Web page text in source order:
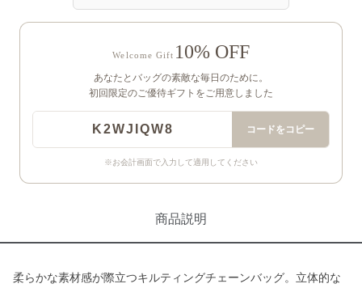
Welcome Gift 10% OFF
あなたとバッグの素敵な毎日のために。
初回限定のご優待ギフトをご用意しました
K2WJIQW8 コードをコピー
※お会計画面で入力して適用してください
商品説明
柔らかな素材感が際立つキルティングチェーンバッグ。立体的な